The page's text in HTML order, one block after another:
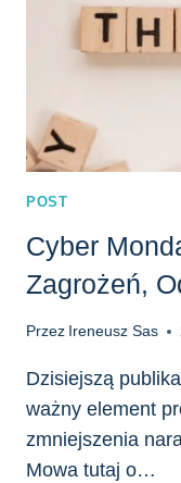
POST
Cyber
Zagrożeń,
Przez Ireneusz Sas
Dzisiejszą
ważny element
zmniejszenia
Mowa tutaj o…